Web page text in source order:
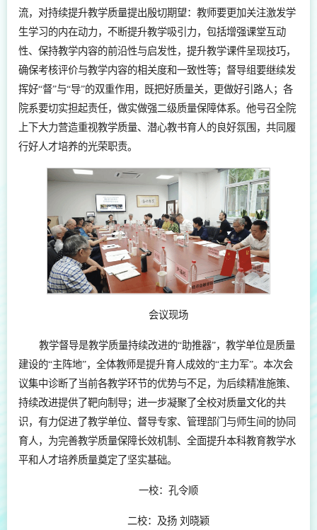
流，对持续提升教学质量提出殷切期望：教师要更加关注激发学
生学习的内在动力，不断提升教学吸引力，包括增强课堂互动
性、保持教学内容的前沿性与启发性，提升教学课件呈现技巧，
确保考核评价与教学内容的相关度和一致性等；督导组要继续发
挥好“督”与“导”的双重作用，既把好质量关，更做好引路人；各
院系要切实担起责任，做实做强二级质量保障体系。他号召全院
上下大力营造重视教学质量、潜心教书育人的良好氛围，共同履
行好人才培养的光荣职责。
会议现场
教学督导是教学质量持续改进的“助推器”，教学单位是质量
建设的“主阵地”，全体教师是提升育人成效的“主力军”。本次会
议集中诊断了当前各教学环节的优势与不足，为后续精准施策、
持续改进提供了靶向制导；进一步凝聚了全校对质量文化的共
识，有力促进了教学单位、督导专家、管理部门与师生间的协同
育人，为完善教学质量保障长效机制、全面提升本科教育教学水
平和人才培养质量奠定了坚实基础。
一校：孔令顺
二校：及扬 刘晓颖